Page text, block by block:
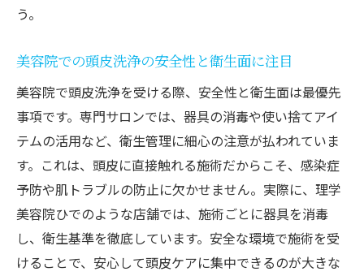
う。
美容院での頭皮洗浄の安全性と衛生面に注目
美容院で頭皮洗浄を受ける際、安全性と衛生面は最優先
事項です。専門サロンでは、器具の消毒や使い捨てアイ
テムの活用など、衛生管理に細心の注意が払われていま
す。これは、頭皮に直接触れる施術だからこそ、感染症
予防や肌トラブルの防止に欠かせません。実際に、理学
美容院ひでのような店舗では、施術ごとに器具を消毒
し、衛生基準を徹底しています。安全な環境で施術を受
けることで、安心して頭皮ケアに集中できるのが大きな